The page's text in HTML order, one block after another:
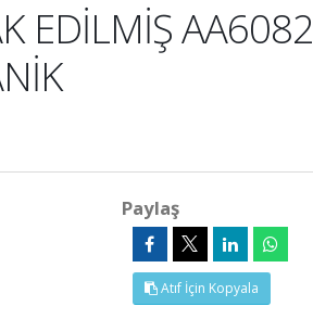
EDİLMİŞ AA6082
Paylaş
Atıf İçin Kopyala